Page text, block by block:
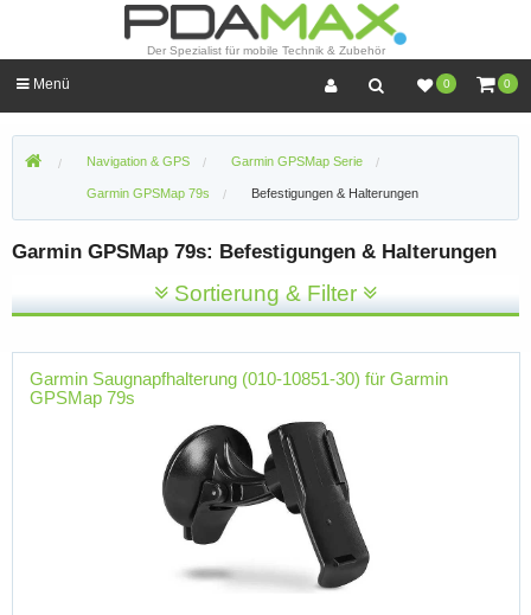
Der Spezialist für mobile Technik & Zubehör
0 0
Menü
Navigation & GPS Garmin GPSMap Serie
Garmin GPSMap 79s Befestigungen & Halterungen
Garmin GPSMap 79s: Befestigungen & Halterungen
Sortierung & Filter
Garmin Saugnapfhalterung (010-10851-30) für Garmin
GPSMap 79s